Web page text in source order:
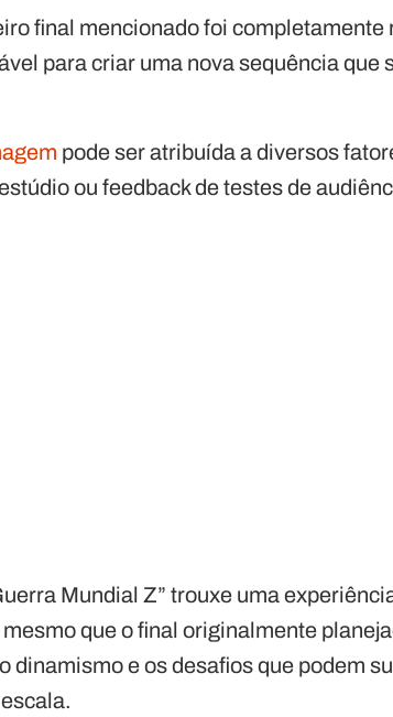
final mencionado foi completamente
para criar uma nova sequência que
pode ser atribuída a diversos
ou feedback de testes de
Mundial Z” trouxe uma
que o final originalmente
dinamismo e os desafios que podem